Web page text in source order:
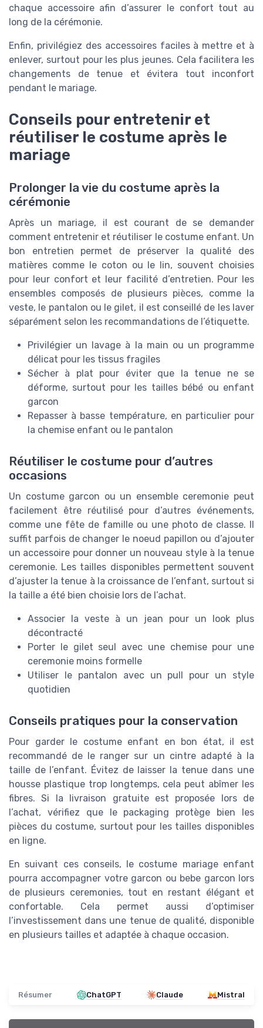
chaque accessoire afin d’assurer le confort tout au
long de la cérémonie.
Enfin, privilégiez des accessoires faciles à mettre et à
enlever, surtout pour les plus jeunes. Cela facilitera les
changements de tenue et évitera tout inconfort
pendant le mariage.
Conseils pour entretenir et
réutiliser le costume après le
mariage
Prolonger la vie du costume après la
cérémonie
Après un mariage, il est courant de se demander
comment entretenir et réutiliser le costume enfant. Un
bon entretien permet de préserver la qualité des
matières comme le coton ou le lin, souvent choisies
pour leur confort et leur facilité d’entretien. Pour les
ensembles composés de plusieurs pièces, comme la
veste, le pantalon ou le gilet, il est conseillé de les laver
séparément selon les recommandations de l’étiquette.
Privilégier un lavage à la main ou un programme
délicat pour les tissus fragiles
Sécher à plat pour éviter que la tenue ne se
déforme, surtout pour les tailles bébé ou enfant
garcon
Repasser à basse température, en particulier pour
la chemise enfant ou le pantalon
Réutiliser le costume pour d’autres
occasions
Un costume garcon ou un ensemble ceremonie peut
facilement être réutilisé pour d’autres événements,
comme une fête de famille ou une photo de classe. Il
suffit parfois de changer le noeud papillon ou d’ajouter
un accessoire pour donner un nouveau style à la tenue
ceremonie. Les tailles disponibles permettent souvent
d’ajuster la tenue à la croissance de l’enfant, surtout si
la taille a été bien choisie lors de l’achat.
Associer la veste à un jean pour un look plus
décontracté
Porter le gilet seul avec une chemise pour une
ceremonie moins formelle
Utiliser le pantalon avec un pull pour un style
quotidien
Conseils pratiques pour la conservation
Pour garder le costume enfant en bon état, il est
recommandé de le ranger sur un cintre adapté à la
taille de l’enfant. Évitez de laisser la tenue dans une
housse plastique trop longtemps, cela peut abîmer les
fibres. Si la livraison gratuite est proposée lors de
l’achat, vérifiez que le packaging protège bien les
pièces du costume, surtout pour les tailles disponibles
en ligne.
En suivant ces conseils, le costume mariage enfant
pourra accompagner votre garcon ou bebe garcon lors
de plusieurs ceremonies, tout en restant élégant et
confortable. Cela permet aussi d’optimiser
l’investissement dans une tenue de qualité, disponible
en plusieurs tailles et adaptée à chaque occasion.
Résumer ChatGPT Claude Mistral